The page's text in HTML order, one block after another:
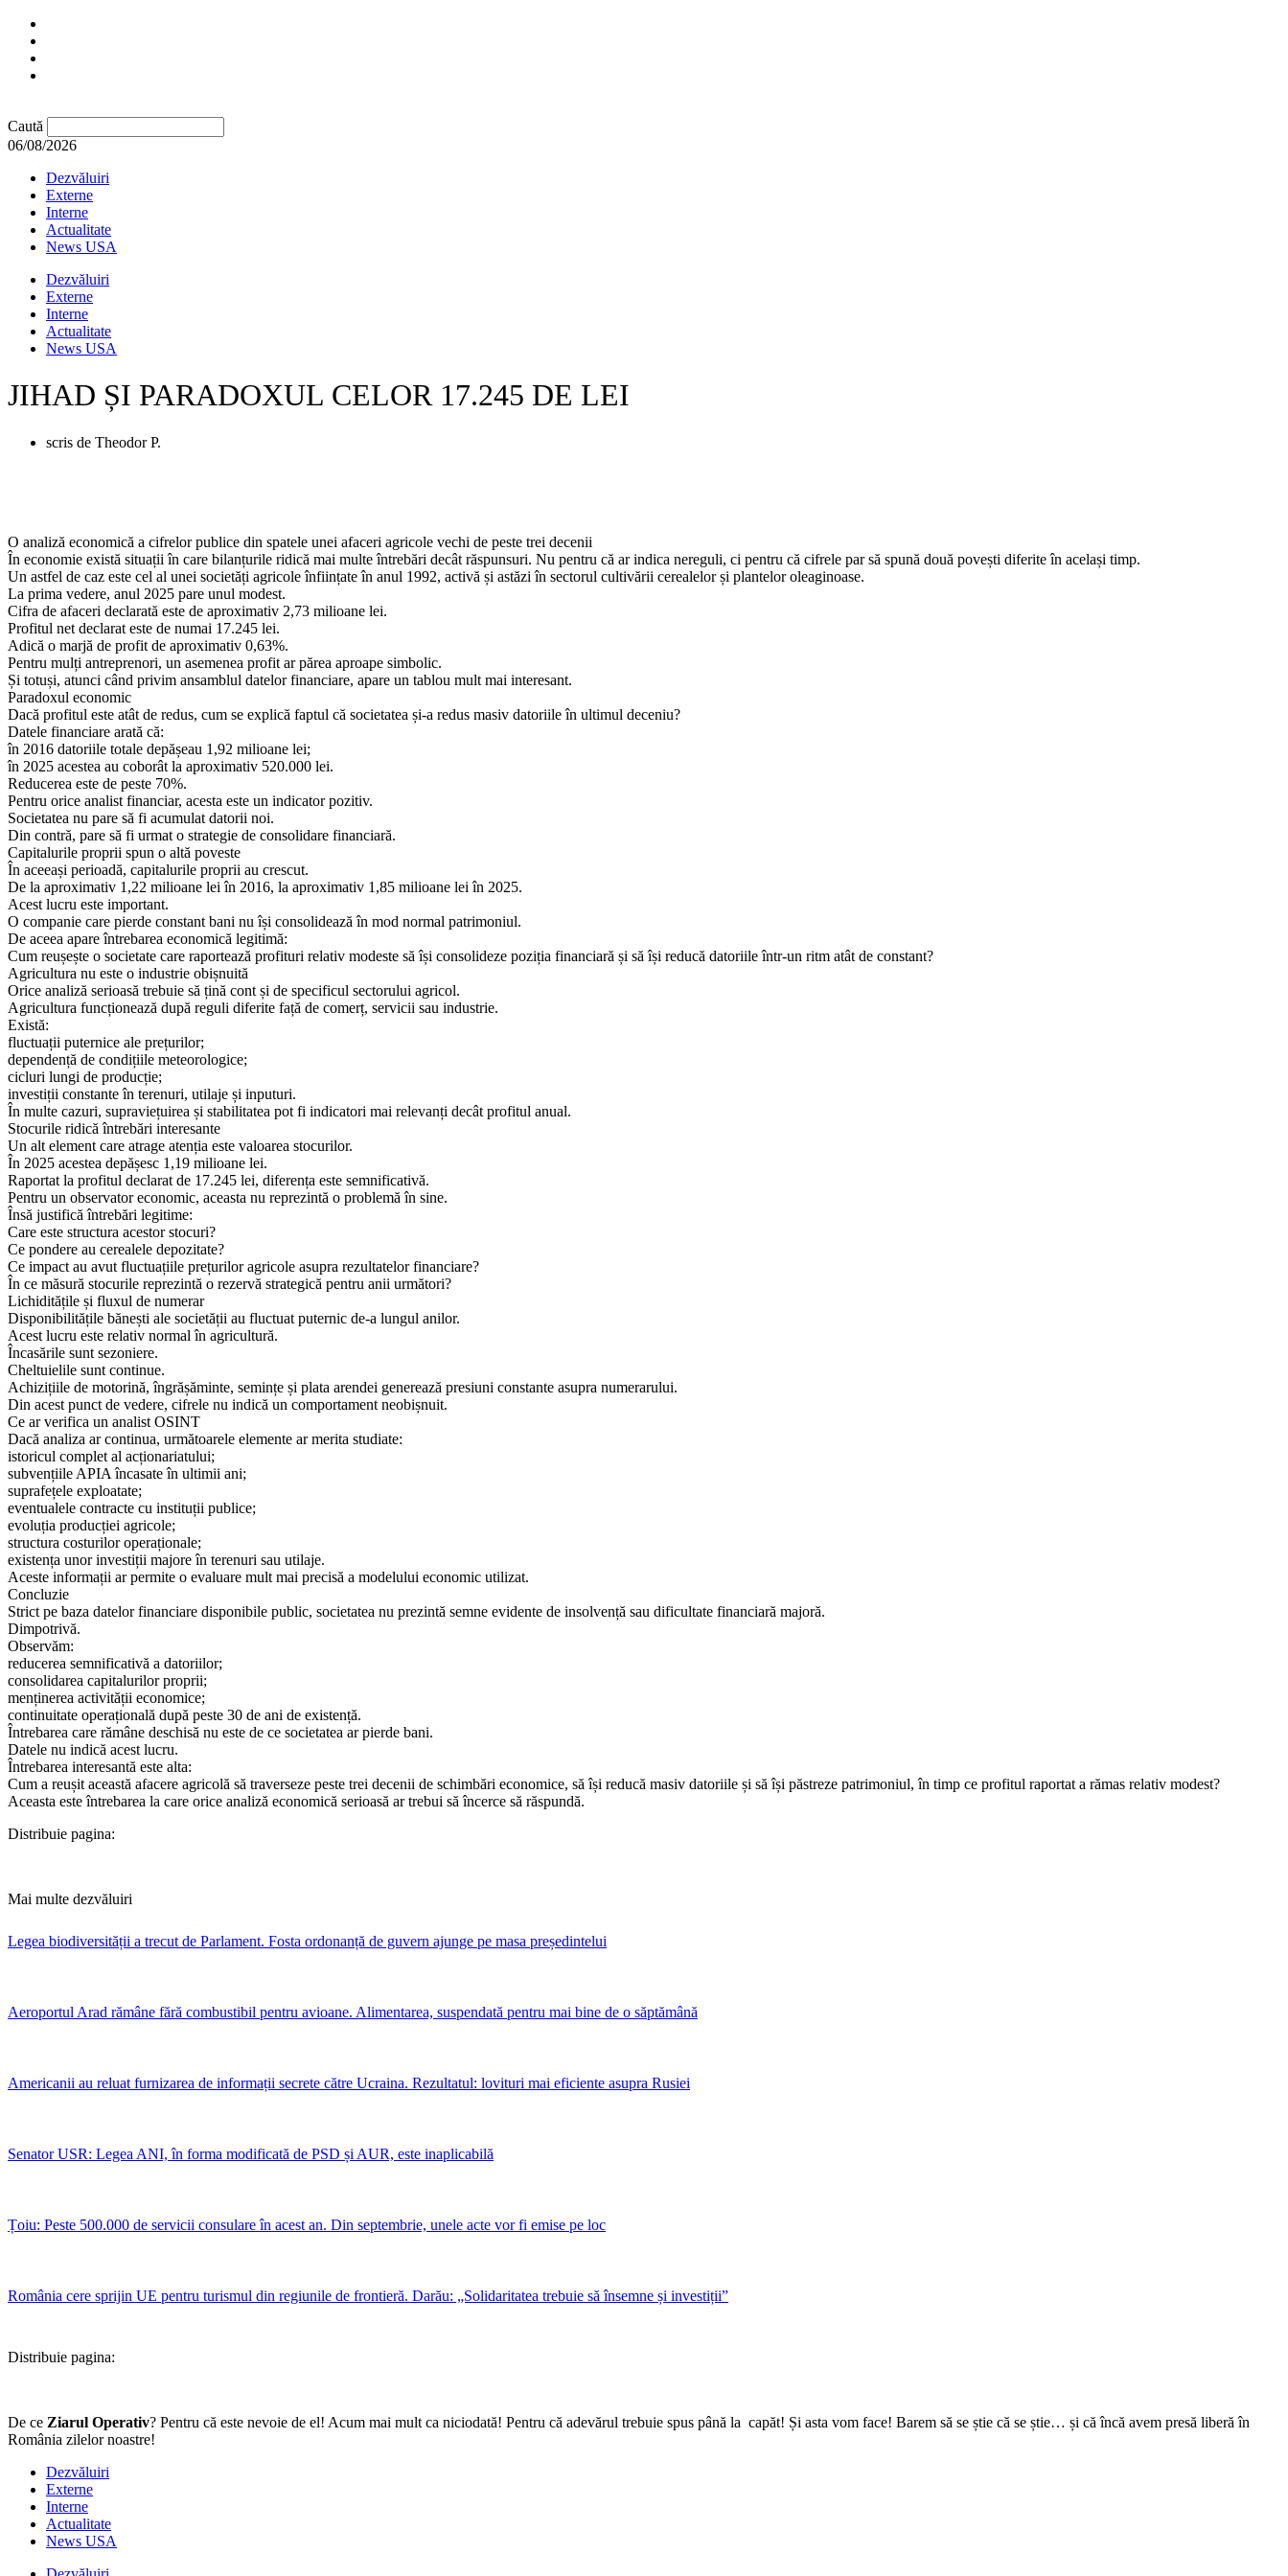
Caută
06/08/2026
Dezvăluiri
Externe
Interne
Actualitate
News USA
Dezvăluiri
Externe
Interne
Actualitate
News USA
JIHAD ȘI PARADOXUL CELOR 17.245 DE LEI
scris de Theodor P.
O analiză economică a cifrelor publice din spatele unei afaceri agricole vechi de peste trei decenii
În economie există situații în care bilanțurile ridică mai multe întrebări decât răspunsuri. Nu pentru că ar indica nereguli, ci pentru că cifrele par să spună două povești diferite în același timp.
Un astfel de caz este cel al unei societăți agricole înființate în anul 1992, activă și astăzi în sectorul cultivării cerealelor și plantelor oleaginoase.
La prima vedere, anul 2025 pare unul modest.
Cifra de afaceri declarată este de aproximativ 2,73 milioane lei.
Profitul net declarat este de numai 17.245 lei.
Adică o marjă de profit de aproximativ 0,63%.
Pentru mulți antreprenori, un asemenea profit ar părea aproape simbolic.
Și totuși, atunci când privim ansamblul datelor financiare, apare un tablou mult mai interesant.
Paradoxul economic
Dacă profitul este atât de redus, cum se explică faptul că societatea și-a redus masiv datoriile în ultimul deceniu?
Datele financiare arată că:
în 2016 datoriile totale depășeau 1,92 milioane lei;
în 2025 acestea au coborât la aproximativ 520.000 lei.
Reducerea este de peste 70%.
Pentru orice analist financiar, acesta este un indicator pozitiv.
Societatea nu pare să fi acumulat datorii noi.
Din contră, pare să fi urmat o strategie de consolidare financiară.
Capitalurile proprii spun o altă poveste
În aceeași perioadă, capitalurile proprii au crescut.
De la aproximativ 1,22 milioane lei în 2016, la aproximativ 1,85 milioane lei în 2025.
Acest lucru este important.
O companie care pierde constant bani nu își consolidează în mod normal patrimoniul.
De aceea apare întrebarea economică legitimă:
Cum reușește o societate care raportează profituri relativ modeste să își consolideze poziția financiară și să își reducă datoriile într-un ritm atât de constant?
Agricultura nu este o industrie obișnuită
Orice analiză serioasă trebuie să țină cont și de specificul sectorului agricol.
Agricultura funcționează după reguli diferite față de comerț, servicii sau industrie.
Există:
fluctuații puternice ale prețurilor;
dependență de condițiile meteorologice;
cicluri lungi de producție;
investiții constante în terenuri, utilaje și inputuri.
În multe cazuri, supraviețuirea și stabilitatea pot fi indicatori mai relevanți decât profitul anual.
Stocurile ridică întrebări interesante
Un alt element care atrage atenția este valoarea stocurilor.
În 2025 acestea depășesc 1,19 milioane lei.
Raportat la profitul declarat de 17.245 lei, diferența este semnificativă.
Pentru un observator economic, aceasta nu reprezintă o problemă în sine.
Însă justifică întrebări legitime:
Care este structura acestor stocuri?
Ce pondere au cerealele depozitate?
Ce impact au avut fluctuațiile prețurilor agricole asupra rezultatelor financiare?
În ce măsură stocurile reprezintă o rezervă strategică pentru anii următori?
Lichiditățile și fluxul de numerar
Disponibilitățile bănești ale societății au fluctuat puternic de-a lungul anilor.
Acest lucru este relativ normal în agricultură.
Încasările sunt sezoniere.
Cheltuielile sunt continue.
Achizițiile de motorină, îngrășăminte, semințe și plata arendei generează presiuni constante asupra numerarului.
Din acest punct de vedere, cifrele nu indică un comportament neobișnuit.
Ce ar verifica un analist OSINT
Dacă analiza ar continua, următoarele elemente ar merita studiate:
istoricul complet al acționariatului;
subvențiile APIA încasate în ultimii ani;
suprafețele exploatate;
eventualele contracte cu instituții publice;
evoluția producției agricole;
structura costurilor operaționale;
existența unor investiții majore în terenuri sau utilaje.
Aceste informații ar permite o evaluare mult mai precisă a modelului economic utilizat.
Concluzie
Strict pe baza datelor financiare disponibile public, societatea nu prezintă semne evidente de insolvență sau dificultate financiară majoră.
Dimpotrivă.
Observăm:
reducerea semnificativă a datoriilor;
consolidarea capitalurilor proprii;
menținerea activității economice;
continuitate operațională după peste 30 de ani de existență.
Întrebarea care rămâne deschisă nu este de ce societatea ar pierde bani.
Datele nu indică acest lucru.
Întrebarea interesantă este alta:
Cum a reușit această afacere agricolă să traverseze peste trei decenii de schimbări economice, să își reducă masiv datoriile și să își păstreze patrimoniul, în timp ce profitul raportat a rămas relativ modest?
Aceasta este întrebarea la care orice analiză economică serioasă ar trebui să încerce să răspundă.
Distribuie pagina:
Mai multe dezvăluiri
Legea biodiversității a trecut de Parlament. Fosta ordonanță de guvern ajunge pe masa președintelui
Aeroportul Arad rămâne fără combustibil pentru avioane. Alimentarea, suspendată pentru mai bine de o săptămână
Americanii au reluat furnizarea de informații secrete către Ucraina. Rezultatul: lovituri mai eficiente asupra Rusiei
Senator USR: Legea ANI, în forma modificată de PSD și AUR, este inaplicabilă
Țoiu: Peste 500.000 de servicii consulare în acest an. Din septembrie, unele acte vor fi emise pe loc
România cere sprijin UE pentru turismul din regiunile de frontieră. Darău: „Solidaritatea trebuie să însemne și investiții”
Distribuie pagina:
De ce Ziarul Operativ? Pentru că este nevoie de el! Acum mai mult ca niciodată! Pentru că adevărul trebuie spus până la capăt! Și asta vom face! Barem să se știe că se știe… și că încă avem presă liberă în
România zilelor noastre!
Dezvăluiri
Externe
Interne
Actualitate
News USA